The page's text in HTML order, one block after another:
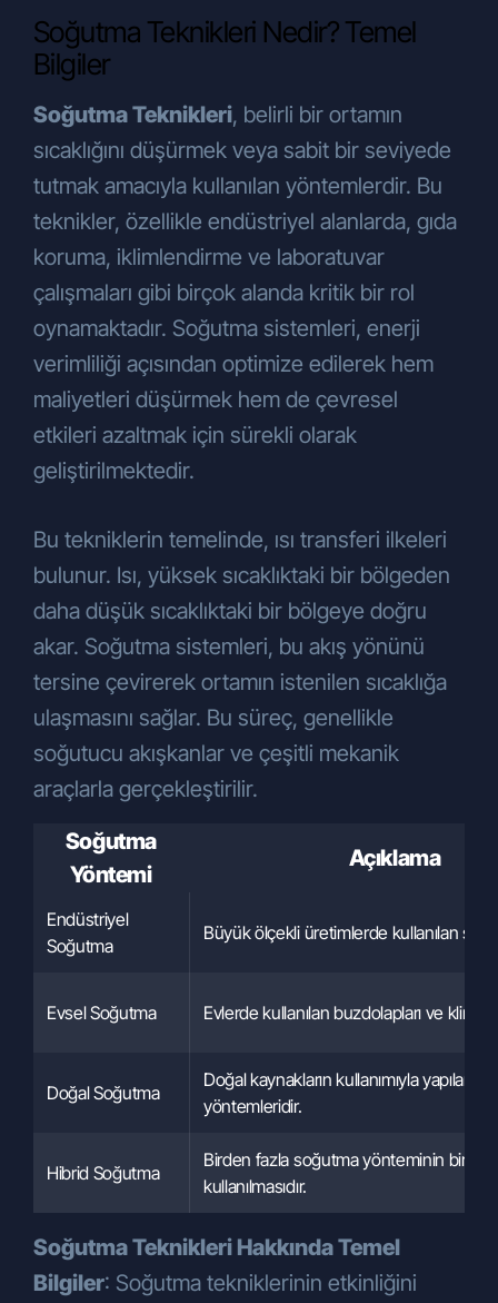
Soğutma Teknikleri Nedir? Temel
Bilgiler
Soğutma Teknikleri, belirli bir ortamın
sıcaklığını düşürmek veya sabit bir seviyede
tutmak amacıyla kullanılan yöntemlerdir. Bu
teknikler, özellikle endüstriyel alanlarda, gıda
koruma, iklimlendirme ve laboratuvar
çalışmaları gibi birçok alanda kritik bir rol
oynamaktadır. Soğutma sistemleri, enerji
verimliliği açısından optimize edilerek hem
maliyetleri düşürmek hem de çevresel
etkileri azaltmak için sürekli olarak
geliştirilmektedir.
Bu tekniklerin temelinde, ısı transferi ilkeleri
bulunur. Isı, yüksek sıcaklıktaki bir bölgeden
daha düşük sıcaklıktaki bir bölgeye doğru
akar. Soğutma sistemleri, bu akış yönünü
tersine çevirerek ortamın istenilen sıcaklığa
ulaşmasını sağlar. Bu süreç, genellikle
soğutucu akışkanlar ve çeşitli mekanik
araçlarla gerçekleştirilir.
Soğutma
Yöntemi
Açıklama
Endüstriyel
Soğutma
Büyük ölçekli üretimlerde kullanılan
Evsel Soğutma Evlerde kullanılan buzdolapları ve
Doğal Soğutma
Doğal kaynakların kullanımıyla yapılan
yöntemleridir.
Hibrid Soğutma
Birden fazla soğutma yönteminin bir
kullanılmasıdır.
Soğutma Teknikleri Hakkında Temel
Bilgiler: Soğutma tekniklerinin etkinliğini
Taleplerinizi yanıtlamak,
İletişim sağlamak,
Toplanan kişisel verileriniz ayrıca;
Şirketimiz tarafından sunulan ürün ve
hizmetlerden sizleri faydalandırmak için
gerekli çalışmaların iş birimlerimiz
tarafından yapılması,
Şirketimiz tarafından sunulan ürün ve
hizmetlerin sizlerin beğeni, kullanım
alışkanlıkları ve ihtiyaçlarına göre
özelleştirilerek sizlere önerilmesi,
Şirketimizin ve Şirketimizle iş ilişkisi
içerisinde olan kişilerin hukuki ve ticari
güvenliğinin temini (Şirketimiz
idari operasyonlar, Şirkete ait
denetimini sağlamak, iş
ortağı/müşteri/tedarikçi (yetkili veya
çalışanları) değerlendirme süreçleri,
hukuki uyum süreci, mali işler vb.),
Şirketimizin ticari ve iş stratejilerinin
belirlenmesi ve uygulanması,
Şirketimizin insan kaynakları
politikalarının yürütülmesinin temini
amaçlarıyla KVKK’nın 5. ve 6.
maddelerinde belirtilen kişisel veri işleme
Kişisel Verilerin Aktarılması
Kişisel verileriniz, yukarıda belirtilen
durumlarda aktarılabilecektir:
Hukuki yükümlülüklerimizi yerine
kurumlarına
ve hizmet aldığımız
Şirketimiz tarafından sunulan ürün ve
hizmetlerden sizleri faydalandırmak için
gerekli çalışmaların iş birimlerimiz
tarafından yapılması,
Şirketimiz tarafından sunulan ürün ve
alışkanlıkları ve ihtiyaçlarına göre
özelleştirilerek sizlere önerilmesi,
Şirketimizin ve Şirketimizle iş ilişkisi